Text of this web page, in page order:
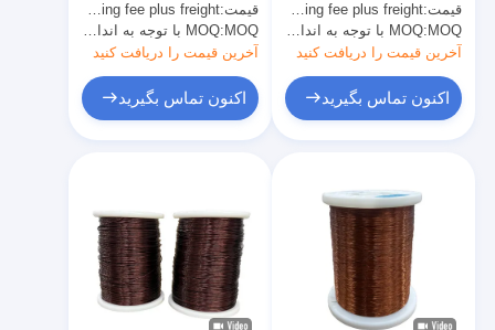
مس سیم ضدعفونی
کننده
قیمت:Copper price plus processing fee plus freight
MOQ: MOQ با توجه به اندازه مشخصات متفاوت است
آخرین قیمت را دریافت کنید
اکنون تماس بگیرید
U1 ضخامت عایق کلاس 1
قیمت:Copper price plus processing fee plus freight
MOQ: MOQ با توجه به اندازه مشخصات متفاوت است
آخرین قیمت را دریافت کنید
اکنون تماس بگیرید